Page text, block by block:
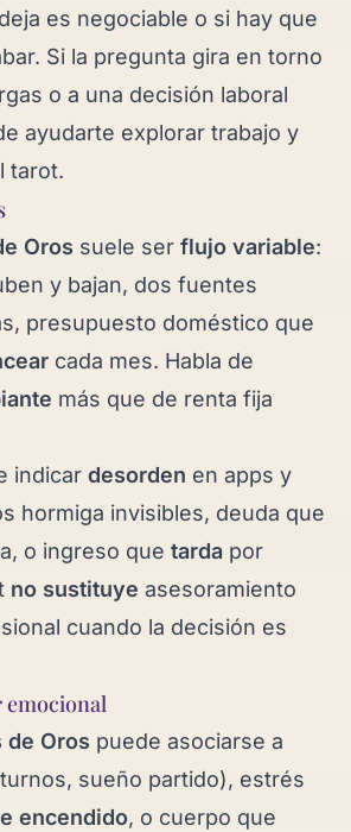
es negociable o si hay que
Si la pregunta gira en torno
o a una decisión laboral
ayudarte explorar trabajo y
tarot.
Oros suele ser flujo variable:
y bajan, dos fuentes
presupuesto doméstico que
cada mes. Habla de
más que de renta fija
indicar desorden en apps y
hormiga invisibles, deuda que
o ingreso que tarda por
no sustituye asesoramiento
cuando la decisión es
emocional
de Oros puede asociarse a
sueño partido), estrés
encendido, o cuerpo que